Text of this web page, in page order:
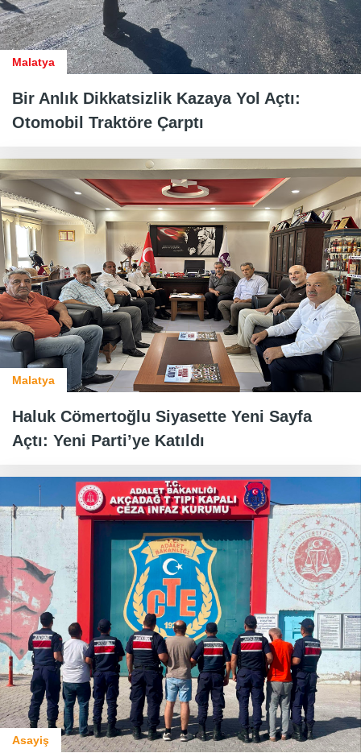
Malatya
Bir Anlık Dikkatsizlik Kazaya Yol Açtı:
Otomobil Traktöre Çarptı
Malatya
Haluk Cömertoğlu Siyasette Yeni Sayfa
Açtı: Yeni Parti’ye Katıldı
Asayiş